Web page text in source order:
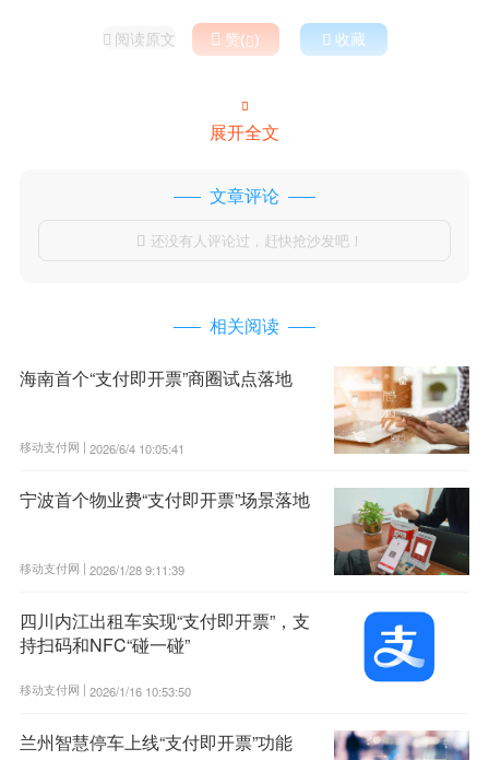
 阅读原文  赞()  收藏

展开全文
文章评论
 还没有人评论过，赶快抢沙发吧！
相关阅读
海南首个“支付即开票”商圈试点落地
移动支付网 | 2026/6/4 10:05:41
宁波首个物业费“支付即开票”场景落地
移动支付网 | 2026/1/28 9:11:39
四川内江出租车实现“支付即开票”，支
持扫码和NFC“碰一碰”
移动支付网 | 2026/1/16 10:53:50
兰州智慧停车上线“支付即开票”功能